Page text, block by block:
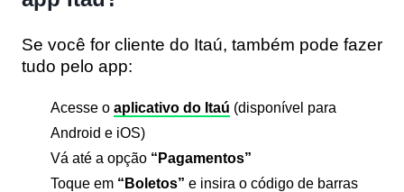
Se você for cliente do Itaú, também pode fazer
tudo pelo app:
Acesse o aplicativo do Itaú (disponível para
Android e iOS)
Vá até a opção “Pagamentos”
Toque em “Boletos” e insira o código de barras